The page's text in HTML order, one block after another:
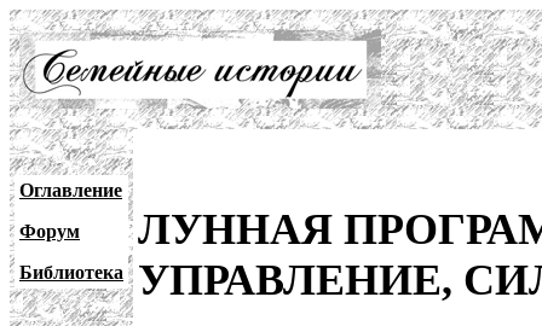
Оглавление
Форум
Библиотека
ЛУННАЯ
УПРАВЛЕНИЕ,